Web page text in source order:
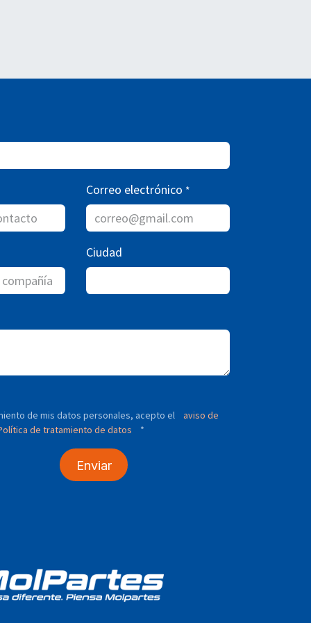
Correo electrónico *
Ciudad
de mis datos personales, acepto el
aviso de
de tratamiento de datos *
Enviar